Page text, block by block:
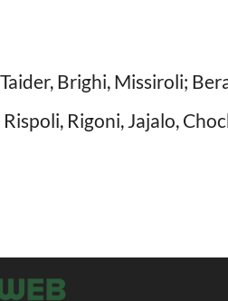
Brighi, Missiroli;
Rigoni, Jajalo,